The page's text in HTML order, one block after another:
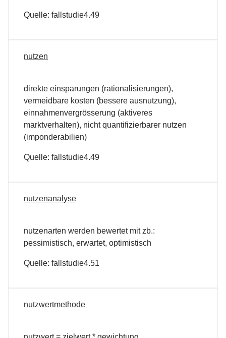
Quelle: fallstudie4.49
nutzen
direkte einsparungen (rationalisierungen),
vermeidbare kosten (bessere ausnutzung),
einnahmenvergrösserung (aktiveres
marktverhalten), nicht quantifizierbarer nutzen
(imponderabilien)
Quelle: fallstudie4.49
nutzenanalyse
nutzenarten werden bewertet mit zb.:
pessimistisch, erwartet, optimistisch
Quelle: fallstudie4.51
nutzwertmethode